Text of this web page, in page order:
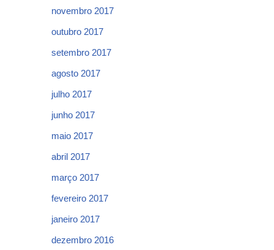
novembro 2017
outubro 2017
setembro 2017
agosto 2017
julho 2017
junho 2017
maio 2017
abril 2017
março 2017
fevereiro 2017
janeiro 2017
dezembro 2016